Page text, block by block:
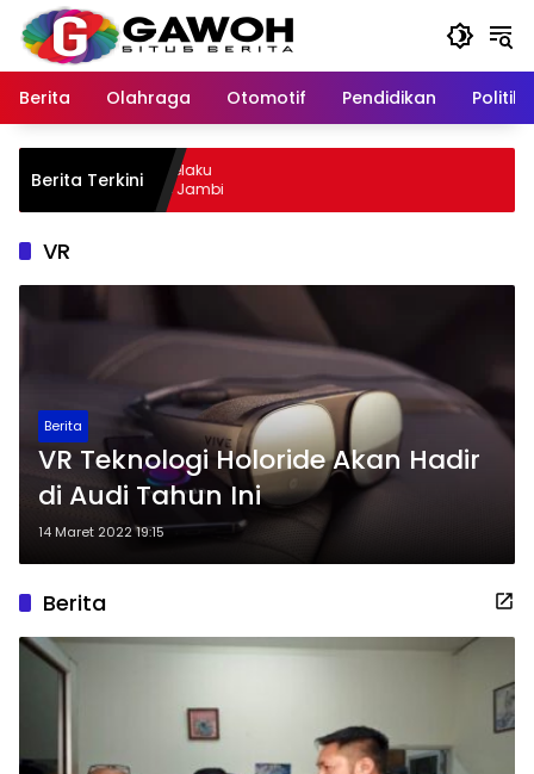
Langsung
konten
Berita
Olahraga Otomotif Pendidikan Politik
Berita Terkini
Kota Tangkap Pelaku
Sempat Kabur ke Jambi
VR
Berita
VR Teknologi Holoride Akan Hadir
di Audi Tahun Ini
14 Maret 2022 19:15
Berita